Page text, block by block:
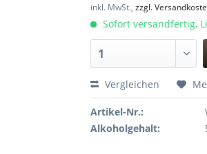
inkl. MwSt.,zzgl.
Sofort versandfertig,
Vergleichen
Artikel-Nr.:
Alkoholgehalt: